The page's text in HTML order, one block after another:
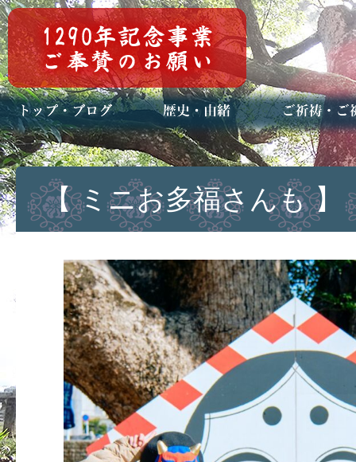
トップページ
ブログ(日々八百万)
お知らせ一覧 歴史・ご祭神
年中行事
メディア掲載 ご祈祷・ご祈
安産祈願
初宮参り
七五三詣
長寿のお祝い
神前結婚式
厄祓い・方位
車のお祓い
地鎮祭
神葬祭（神式
【 ミニお多福さんも 】